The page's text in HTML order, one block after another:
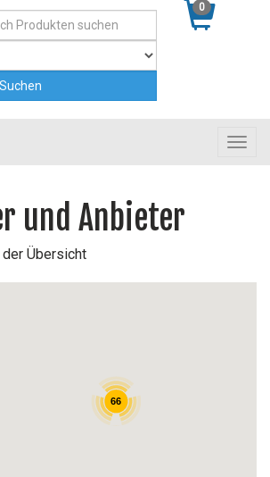
0
und Anbieter
Übersicht
66